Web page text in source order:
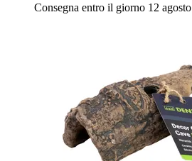
Consegna entro il giorno 12 agosto